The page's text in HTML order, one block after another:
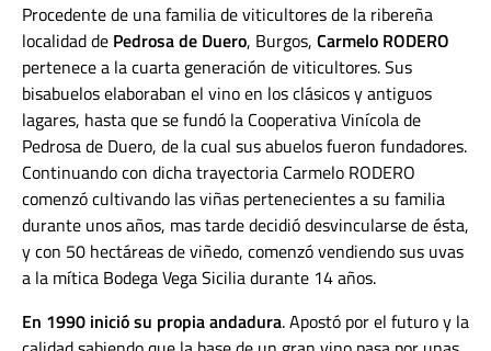
Procedente de una familia de viticultores de la ribereña
localidad de Pedrosa de Duero, Burgos, Carmelo RODERO
pertenece a la cuarta generación de viticultores. Sus
bisabuelos elaboraban el vino en los clásicos y antiguos
lagares, hasta que se fundó la Cooperativa Vinícola de
Pedrosa de Duero, de la cual sus abuelos fueron fundadores.
Continuando con dicha trayectoria Carmelo RODERO
comenzó cultivando las viñas pertenecientes a su familia
durante unos años, mas tarde decidió desvincularse de ésta,
y con 50 hectáreas de viñedo, comenzó vendiendo sus uvas
a la mítica Bodega Vega Sicilia durante 14 años.
En 1990 inició su propia andadura. Apostó por el futuro y la